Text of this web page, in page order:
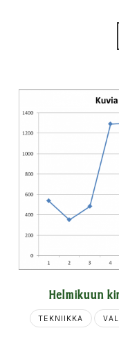
Helmikuun
TEKNIIKKA